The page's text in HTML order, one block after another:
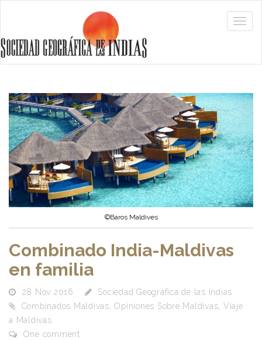
©Baros Maldives
Combinado India-Maldivas
en familia
28 Nov 2016
Sociedad Geográfica de las Indias
Combinados Maldivas ,Opiniones Sobre Maldivas Viaje
a Maldivas
One comment